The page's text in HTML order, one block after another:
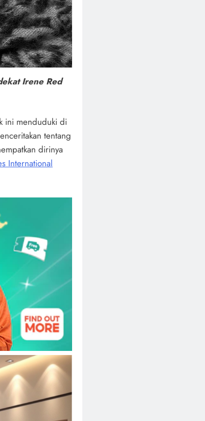
Irene Red
ini menduduki di
tentang
dirinya
International